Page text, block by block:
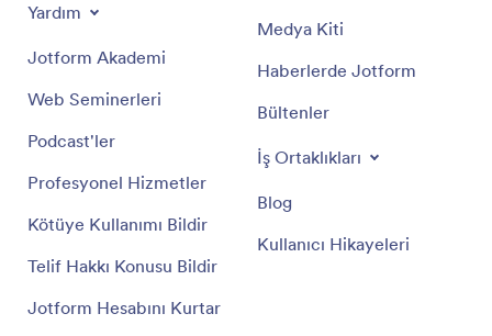
Yardım
Jotform Akademi
Web Seminerleri
Podcast'ler
Profesyonel Hizmetler
Kötüye Kullanımı Bildir
Telif Hakkı Konusu Bildir
Jotform Hesabını Kurtar
Medya Kiti
Haberlerde Jotform
Bültenler
İş Ortaklıkları
Blog
Kullanıcı Hikayeleri